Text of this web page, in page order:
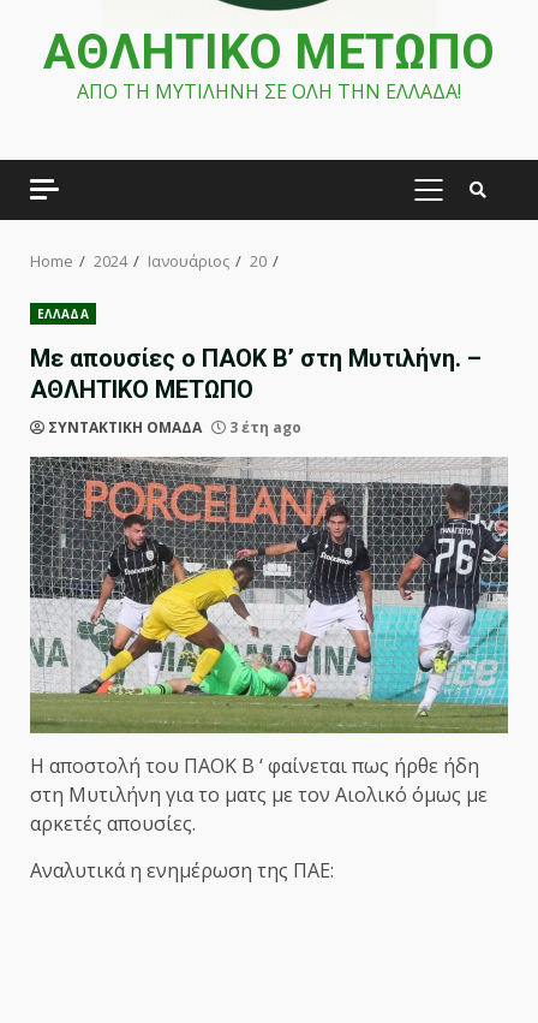
ΑΘΛΗΤΙΚΟ ΜΕΤΩΠΟ
ΑΠΟ ΤΗ ΜΥΤΙΛΗΝΗ ΣΕ ΟΛΗ ΤΗΝ ΕΛΛΑΔΑ!
PRIMARY
Home 2024 Ιανουάριος 20
ΕΛΛΑΔΑ
Με απουσίες ο ΠΑΟΚ Β’ στη Μυτιλήνη. –
ΑΘΛΗΤΙΚΟ ΜΕΤΩΠΟ
ΣΥΝΤΑΚΤΙΚΗ ΟΜΑΔΑ 3 έτη ago
Η αποστολή του ΠΑΟΚ Β ‘ φαίνεται πως ήρθε ήδη
στη Μυτιλήνη για το ματς με τον Αιολικό όμως με
αρκετές απουσίες.
Αναλυτικά η ενημέρωση της ΠΑΕ: